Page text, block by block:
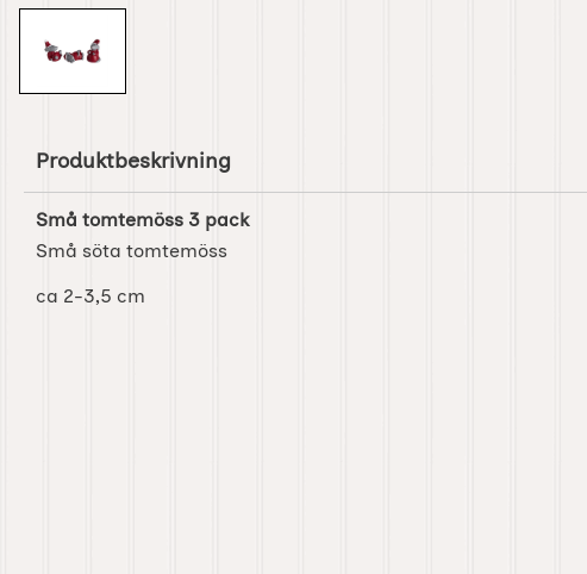
Produktbeskrivning
Små tomtemöss 3 pack
Små söta tomtemöss
ca 2-3,5 cm